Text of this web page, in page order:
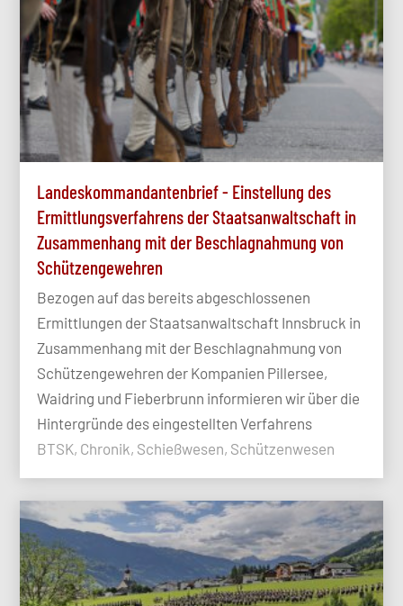
Landeskommandantenbrief - Einstellung des
Ermittlungsverfahrens der Staatsanwaltschaft in
Zusammenhang mit der Beschlagnahmung von
Schützengewehren
Bezogen auf das bereits abgeschlossenen
Ermittlungen der Staatsanwaltschaft Innsbruck in
Zusammenhang mit der Beschlagnahmung von
Schützengewehren der Kompanien Pillersee,
Waidring und Fieberbrunn informieren wir über die
Hintergründe des eingestellten Verfahrens
BTSK, Chronik, Schießwesen, Schützenwesen